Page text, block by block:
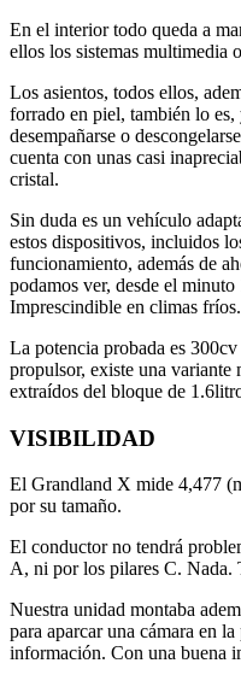
En el interior todo queda a
ellos los sistemas multimedia
Los asientos, todos ellos,
forrado en piel, también lo
desempañarse o
cuenta con unas casi
cristal.
Sin duda es un vehículo
estos dispositivos, incluidos
funcionamiento, además de
podamos ver, desde el
Imprescindible en climas fríos.
La potencia probada es
propulsor, existe una
extraídos del bloque de
VISIBILIDAD
El Grandland X mide 4,477
por su tamaño.
El conductor no tendrá
A, ni por los pilares C. Nada.
Nuestra unidad montaba
para aparcar una cámara en
información. Con una buena